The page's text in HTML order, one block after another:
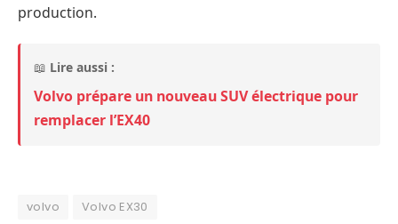
production.
📖 Lire aussi :
Volvo prépare un nouveau SUV électrique pour
remplacer l’EX40
volvo Volvo EX30